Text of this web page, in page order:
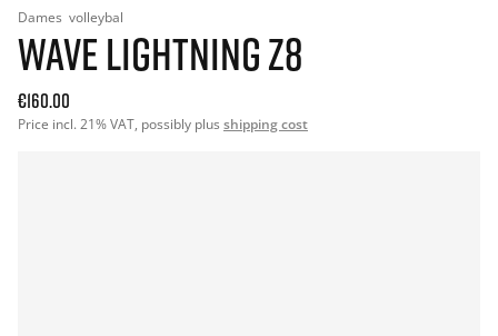
Dames volleybal
WAVE LIGHTNING Z8
€160.00
Price incl. 21% VAT, possibly plus shipping cost